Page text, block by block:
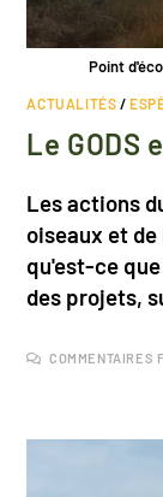
Point
ACTUALITÉS /
Le GODS
Les actions
oiseaux et
qu'est-ce
des projets,
COMMENTAIRES